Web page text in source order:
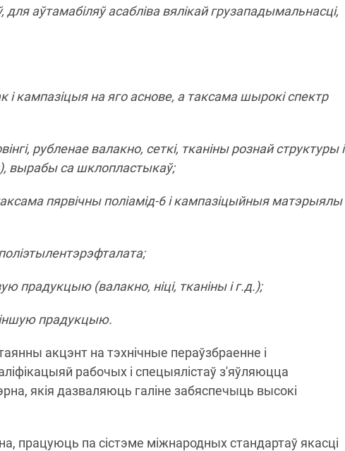
аўтамабіляў асабліва вялікай грузападымальнасці,
і кампазіцыя на яго аснове, а таксама шырокі спектр
рубленае валакно, сеткі, тканіны рознай структуры і
вырабы са шклопластыкаў;
пярвічны поліамід-6 і кампазіцыйныя матэрыялы
прадукцыю (валакно, ніці, тканіны і г.д.);
прадукцыю.
акцэнт на тэхнічные пераўзбраенне і
рабочых і спецыялістаў з'яўляюцца
якія дазваляюць галіне забяспечыць высокі
працуюць па сістэме міжнародных стандартаў якасці